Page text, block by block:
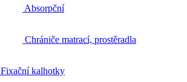
Absorpční
Chrániče matrací, prostěradla
Fixační kalhotky